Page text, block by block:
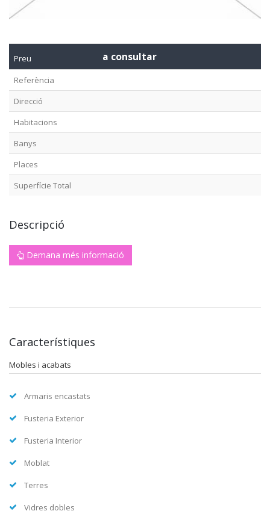
Preu a consultar
Referència
Direcció
Habitacions
Banys
Places
Superfície Total
Descripció
Demana més informació
Característiques
Mobles i acabats
Armaris encastats
Fusteria Exterior
Fusteria Interior
Moblat
Terres
Vidres dobles